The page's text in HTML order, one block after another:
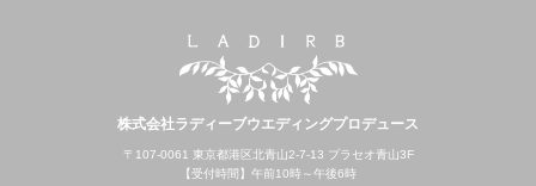
株式会社ラディーブウエディングプロデュース
〒107-0061 東京都港区北青山2-7-13 プラセオ青山3F
【受付時間】午前10時～午後6時